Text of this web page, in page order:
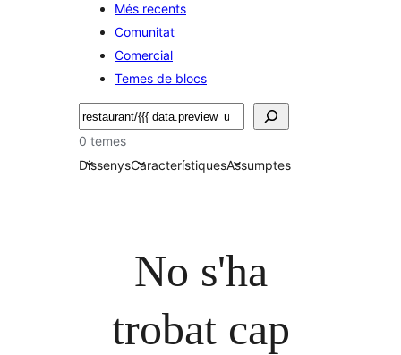
Més recents
Comunitat
Comercial
Temes de blocs
Cerca
0 temes
DissenysCaracterístiquesAssumptes
No s'ha
trobat cap